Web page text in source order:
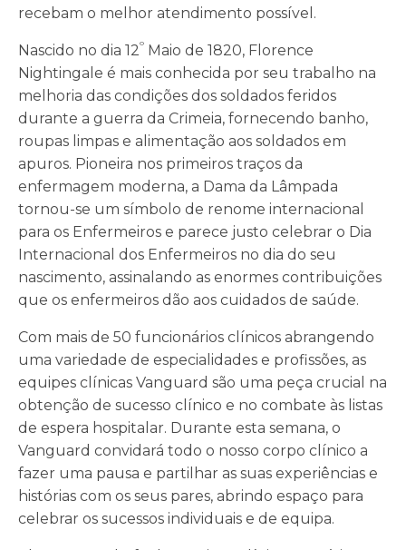
recebam o melhor atendimento possível.
Nascido no dia 12º Maio de 1820, Florence
Nightingale é mais conhecida por seu trabalho na
melhoria das condições dos soldados feridos
durante a guerra da Crimeia, fornecendo banho,
roupas limpas e alimentação aos soldados em
apuros. Pioneira nos primeiros traços da
enfermagem moderna, a Dama da Lâmpada
tornou-se um símbolo de renome internacional
para os Enfermeiros e parece justo celebrar o Dia
Internacional dos Enfermeiros no dia do seu
nascimento, assinalando as enormes contribuições
que os enfermeiros dão aos cuidados de saúde.
Com mais de 50 funcionários clínicos abrangendo
uma variedade de especialidades e profissões, as
equipes clínicas Vanguard são uma peça crucial na
obtenção de sucesso clínico e no combate às listas
de espera hospitalar. Durante esta semana, o
Vanguard convidará todo o nosso corpo clínico a
fazer uma pausa e partilhar as suas experiências e
histórias com os seus pares, abrindo espaço para
celebrar os sucessos individuais e de equipa.